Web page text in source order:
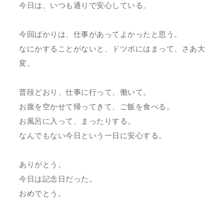
今日は、いつも通りで安心している。
今回ばかりは、仕事があってよかったと思う。
なにかすることがないと、ドツボにはまって、さあ大
変。
普段どおり、仕事に行って、働いて。
お腹を空かせて帰ってきて、ご飯を食べる。
お風呂に入って、まったりする。
なんでもない今日という一日に安心する。
ありがとう。
今日は記念日だった。
おめでとう。